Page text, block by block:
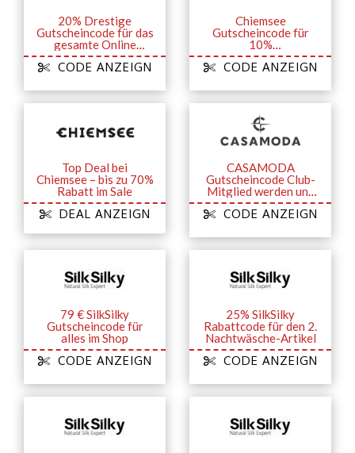
20% Drestige
Gutscheincode für das
gesamte Online
Sortiment
CODE ANZEIGN
Chiemsee
Gutscheincode für
10%
Willkommensrabatt
bei Anmeldung zum
CODE ANZEIGN
Top Deal bei
Chiemsee – bis zu 70%
Rabatt im Sale
DEAL ANZEIGN
CASAMODA
Gutscheincode Club-
Mitglied werden und
15% Bonus-Gutschein
sichern
CODE ANZEIGN
79 € SilkSilky
Gutscheincode für
alles im Shop
CODE ANZEIGN
25% SilkSilky
Rabattcode für den 2.
Nachtwäsche-Artikel
CODE ANZEIGN